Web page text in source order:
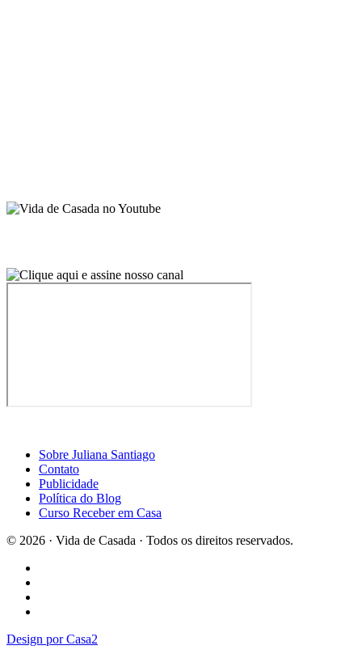
Sobre Juliana Santiago
Contato
Publicidade
Política do Blog
Curso Receber em Casa
© 2026 · Vida de Casada · Todos os direitos reservados.
Design por Casa2